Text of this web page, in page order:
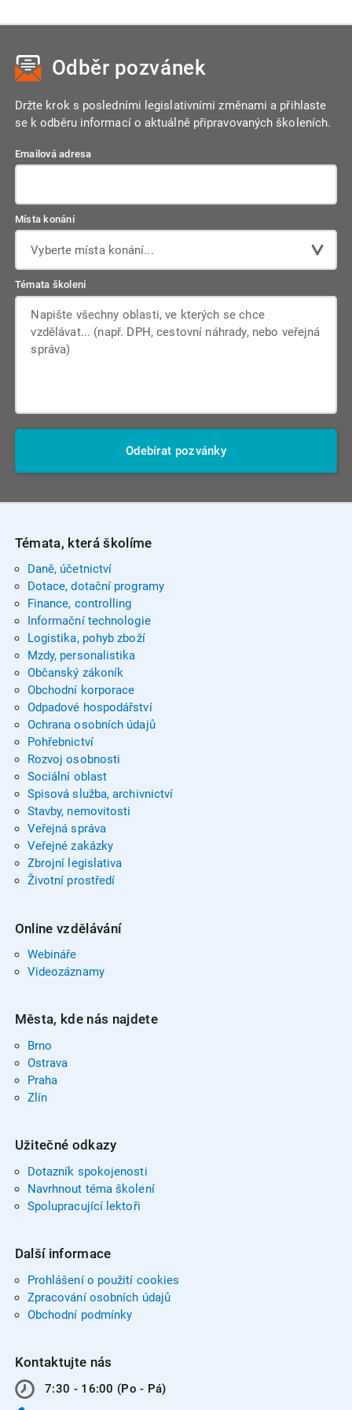
se pravidelně kontrolovat systém a spolupracovat s účetním
oddělením.
Odběr pozvánek
Držte krok s posledními legislativními změnami a přihlaste
se k odběru informací o aktuálně připravovaných školeních.
Emailová adresa
Místa konání
Vyberte místa konání...
Témata školení
Odebírat pozvánky
Témata, která školíme
Daně, účetnictví
Dotace, dotační programy
Finance, controlling
Informační technologie
Logistika, pohyb zboží
Mzdy, personalistika
Občanský zákoník
Obchodní korporace
Odpadové hospodářství
Ochrana osobních údajů
Pohřebnictví
Rozvoj osobnosti
Sociální oblast
Spisová služba, archivnictví
Stavby, nemovitosti
Veřejná správa
Veřejné zakázky
Zbrojní legislativa
Životní prostředí
Online vzdělávání
Webináře
Videozáznamy
Města, kde nás najdete
Brno
Ostrava
Praha
Zlín
Užitečné odkazy
Dotazník spokojenosti
Navrhnout téma školení
Spolupracující lektoři
Další informace
Prohlášení o použití cookies
Zpracování osobních údajů
Obchodní podmínky
Kontaktujte nás
7:30 - 16:00 (Po - Pá)